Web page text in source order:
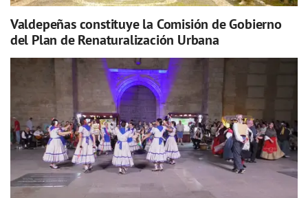
Valdepeñas constituye la Comisión de Gobierno
del Plan de Renaturalización Urbana